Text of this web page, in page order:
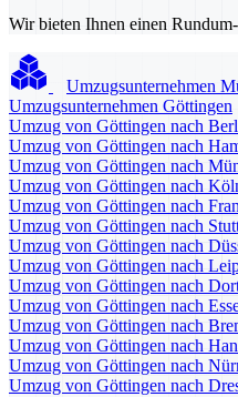
Wir bieten Ihnen einen
Umzugsunternehmen
Umzugsunternehmen Göttingen
Umzug von Göttingen nach
Umzug von Göttingen nach
Umzug von Göttingen nach
Umzug von Göttingen nach
Umzug von Göttingen nach
Umzug von Göttingen nach
Umzug von Göttingen nach
Umzug von Göttingen nach
Umzug von Göttingen nach
Umzug von Göttingen nach
Umzug von Göttingen nach
Umzug von Göttingen nach
Umzug von Göttingen nach
Umzug von Göttingen nach